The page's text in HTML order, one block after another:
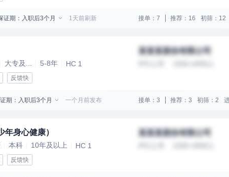
证期：入职后3个月 1天前刷新 接单：7 推荐：16 初筛：12
大专及... 5-8年 HC 1
反馈快
某某某股份有限公司
期：入职后3个月 一个月前发布 接单：3 推荐：3 初筛：2
年身心健康）
本科 10年及以上 HC 1
反馈快
某某某股份有限公司